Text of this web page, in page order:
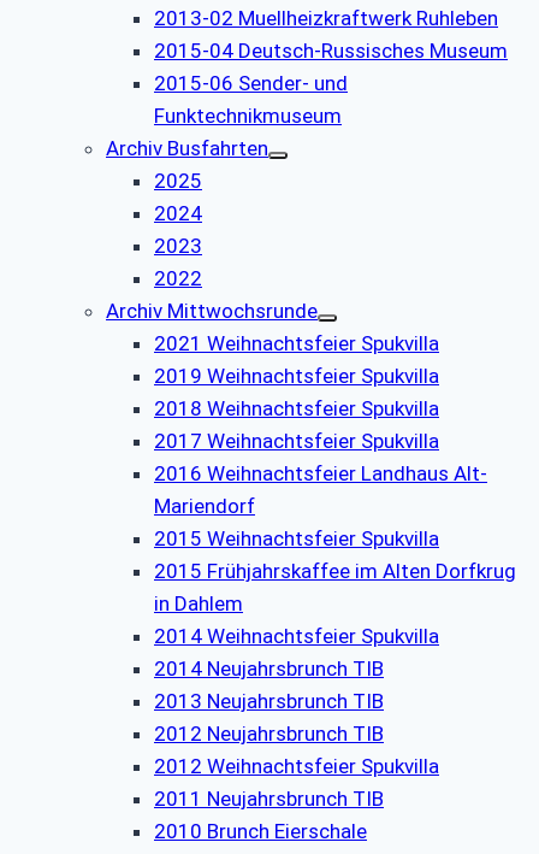
2013-02 Muellheizkraftwerk Ruhleben
2015-04 Deutsch-Russisches Museum
2015-06 Sender- und
Funktechnikmuseum
Archiv Busfahrten
2025
2024
2023
2022
Archiv Mittwochsrunde
2021 Weihnachtsfeier Spukvilla
2019 Weihnachtsfeier Spukvilla
2018 Weihnachtsfeier Spukvilla
2017 Weihnachtsfeier Spukvilla
2016 Weihnachtsfeier Landhaus Alt-
Mariendorf
2015 Weihnachtsfeier Spukvilla
2015 Frühjahrskaffee im Alten Dorfkrug
in Dahlem
2014 Weihnachtsfeier Spukvilla
2014 Neujahrsbrunch TIB
2013 Neujahrsbrunch TIB
2012 Neujahrsbrunch TIB
2012 Weihnachtsfeier Spukvilla
2011 Neujahrsbrunch TIB
2010 Brunch Eierschale